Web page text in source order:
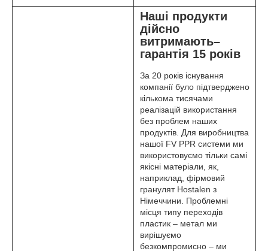
Наші продукти
дійсно
витримають–
гарантія 15 років
За 20 років існування
компанії було підтверджено
кількома тисячами
реалізацій використання
без проблем наших
продуктів. Для виробництва
нашої FV PPR системи ми
використовуємо тільки самі
якісні матеріали, як,
наприклад, фірмовий
гранулят Hostalen з
Німеччини. Проблемні
місця типу переходів
пластик – метал ми
вирішуємо
безкомпромисно – ми